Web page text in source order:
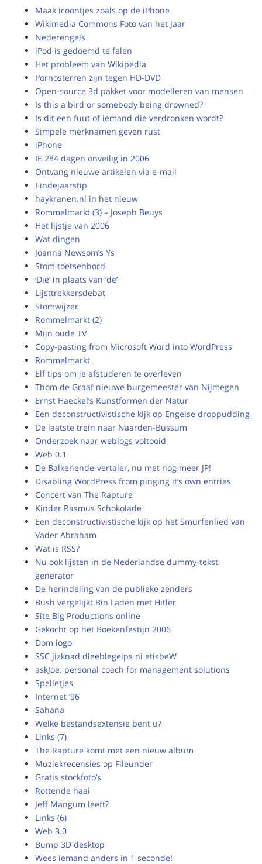
Maak icoontjes zoals op de iPhone
Wikimedia Commons Foto van het Jaar
Nederengels
iPod is gedoemd te falen
Het probleem van Wikipedia
Pornosterren zijn tegen HD-DVD
Open-source 3d pakket voor modelleren van mensen
Is this a bird or somebody being drowned?
Is dit een fuut of iemand die verdronken wordt?
Simpele merknamen geven rust
iPhone
IE 284 dagen onveilig in 2006
Ontvang nieuwe artikelen via e-mail
Eindejaarstip
haykranen.nl in het nieuw
Rommelmarkt (3) – Joseph Beuys
Het lijstje van 2006
Wat dingen
Joanna Newsom’s Ys
Stom toetsenbord
‘Die’ in plaats van ‘de’
Lijsttrekkersdebat
Stomwijzer
Rommelmarkt (2)
Mijn oude TV
Copy-pasting from Microsoft Word into WordPress
Rommelmarkt
Elf tips om je afstuderen te overleven
Thom de Graaf nieuwe burgemeester van Nijmegen
Ernst Haeckel’s Kunstformen der Natur
Een deconstructivistische kijk op Engelse droppudding
De laatste trein naar Naarden-Bussum
Onderzoek naar weblogs voltooid
Web 0.1
De Balkenende-vertaler, nu met nog meer JP!
Disabling WordPress from pinging it’s own entries
Concert van The Rapture
Kinder Rasmus Schokolade
Een deconstructivistische kijk op het Smurfenlied van
Vader Abraham
Wat is RSS?
Nu ook lijsten in de Nederlandse dummy-tekst
generator
De herindeling van de publieke zenders
Bush vergelijkt Bin Laden met Hitler
Site Big Productions online
Gekocht op het Boekenfestijn 2006
Dom logo
SSC jizknad dleeblegeips ni etisbeW
askJoe: personal coach for management solutions
Spelletjes
Internet ’96
Sahana
Welke bestandsextensie bent u?
Links (7)
The Rapture komt met een nieuw album
Muziekrecensies op Fileunder
Gratis stockfoto’s
Rottende haai
Jeff Mangum leeft?
Links (6)
Web 3.0
Bump 3D desktop
Wees iemand anders in 1 seconde!